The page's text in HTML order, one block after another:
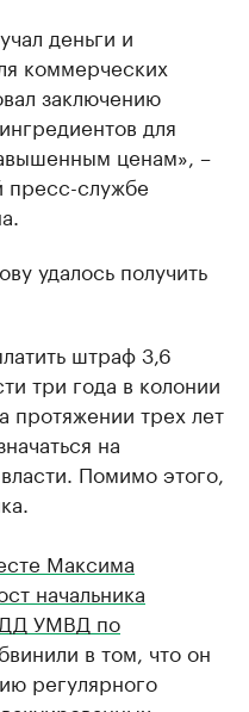
деньги и
коммерческих
заключению
для
ценам», –
пресс-службе
удалось получить
штраф 3,6
три года в колонии
протяжении трех лет
на
Помимо этого,
Максима
начальника
УМВД по
в том, что он
регулярного